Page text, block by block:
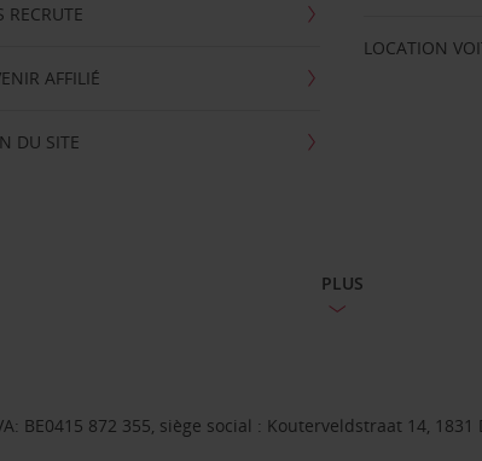
RECRUTE
AFFILIÉ
DU SITE
LOCATION
PLUS
BE0415 872 355, siège social : Kouterveldstraat 14, 1831